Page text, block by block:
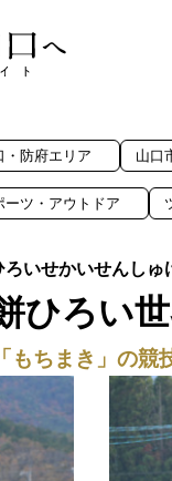
サイト
ろい世
もちまき」の競
・防府エリア 山口
ーツ・アウトドア